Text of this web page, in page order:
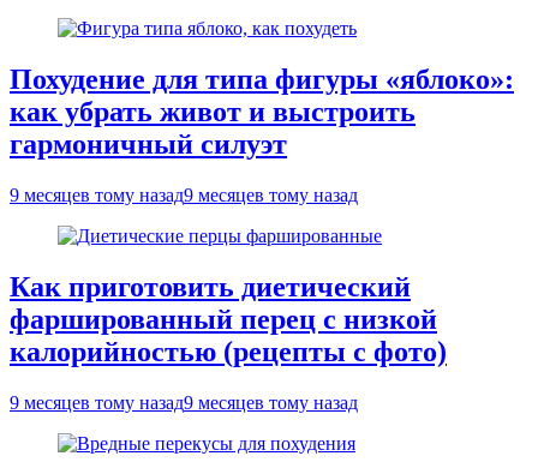
Похудение для типа фигуры «яблоко»:
как убрать живот и выстроить
гармоничный силуэт
9 месяцев тому назад9 месяцев тому назад
Как приготовить диетический
фаршированный перец с низкой
калорийностью (рецепты с фото)
9 месяцев тому назад9 месяцев тому назад